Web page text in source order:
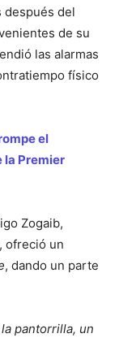
después del
de su
las alarmas
físico
el
la Premier
Zogaib,
ofreció un
, dando un parte
pantorrilla, un